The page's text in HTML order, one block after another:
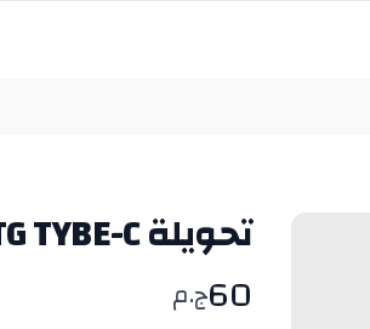
تحويلة YESIDO OTG TYBE-C
60ج.م